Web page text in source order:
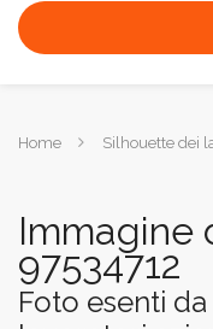
TuHome Silhouette dei
Immagine
97534712
Foto esenti